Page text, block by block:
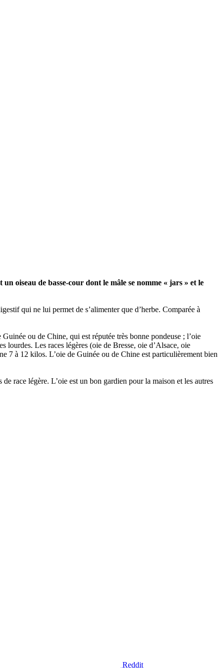
un oiseau de basse-cour dont le mâle se nomme « jars » et le
qui ne lui permet de s’alimenter que d’herbe. Comparée à
ou de Chine, qui est réputée très bonne pondeuse ; l’oie
lourdes. Les races légères (oie de Bresse, oie d’Alsace, oie
7 à 12 kilos. L’oie de Guinée ou de Chine est particulièrement bien
race légère. L’oie est un bon gardien pour la maison et les autres
Reddit